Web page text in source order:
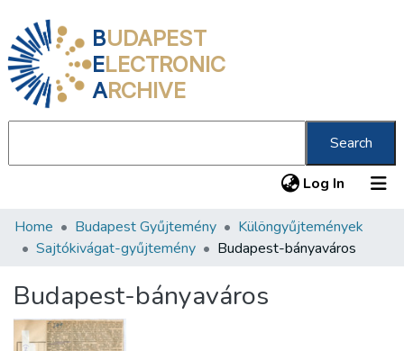
BUDAPEST
ELECTRONIC
ARCHIVE
Search
Log In (current)
Communities & Collections
Statistics
About us
Home Budapest Gyűjtemény
Különgyűjtemények
Sajtókivágat-gyűjtemény
Budapest-bányaváros
Budapest-bányaváros